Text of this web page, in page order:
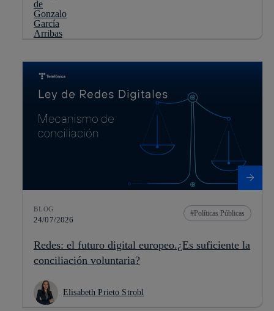
BLOG
24/07/2026
Políticas Públicas
Redes: el futuro digital europeo.¿Es suficiente la
conciliación voluntaria?
Elisabeth Prieto Strobl